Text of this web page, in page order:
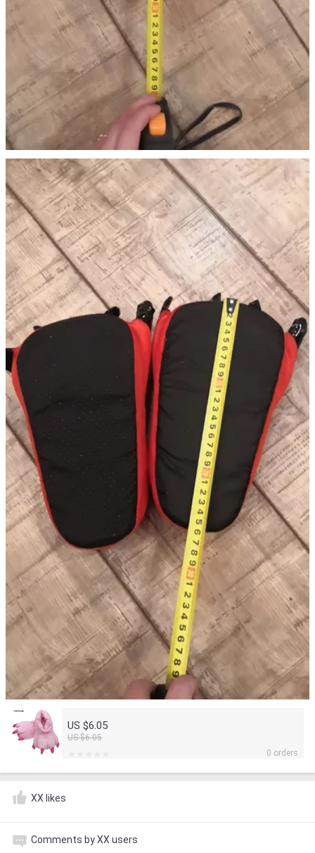
US $6.05
US $6.05
0 orders
XX likes
Comments by XX users